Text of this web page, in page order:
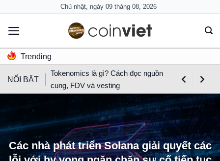
content
Chủ nhật, ngày 09 tháng 08, 2026
Trending
NỔI BẬT
Tokenomics là gì? Cách đọc nguồn
cung, FDV và vesting
Các nhà phát triển Solana giải quyết các